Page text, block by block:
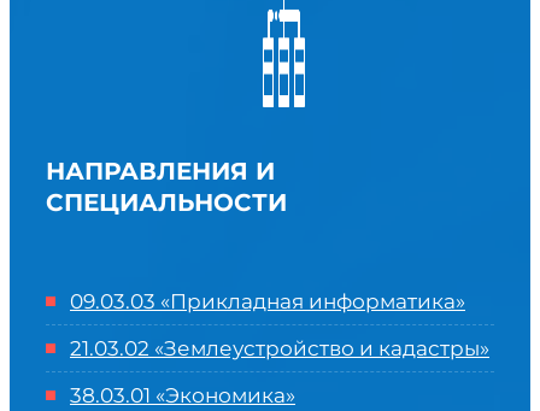
НАПРАВЛЕНИЯ И
СПЕЦИАЛЬНОСТИ
09.03.03 «Прикладная информатика»
21.03.02 «Землеустройство и кадастры»
38.03.01 «Экономика»